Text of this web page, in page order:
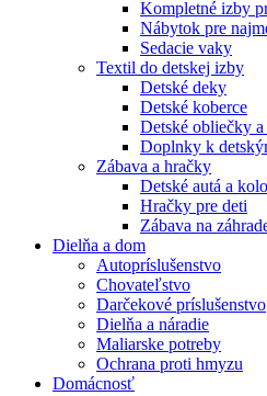
Kompletné izby
Nábytok pre
Sedacie vaky
Textil do detskej izby
Detské deky
Detské koberce
Detské obliečky
Doplnky k
Zábava a hračky
Detské autá a
Hračky pre deti
Zábava na
Dielňa a dom
Autopríslušenstvo
Chovateľstvo
Darčekové príslušenstvo
Dielňa a náradie
Maliarske potreby
Ochrana proti hmyzu
Domácnosť